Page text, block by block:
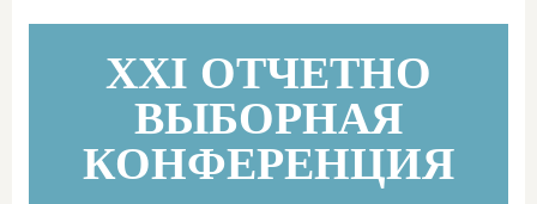
XXI ОТЧЕТНО
ВЫБОРНАЯ
КОНФЕРЕНЦИЯ